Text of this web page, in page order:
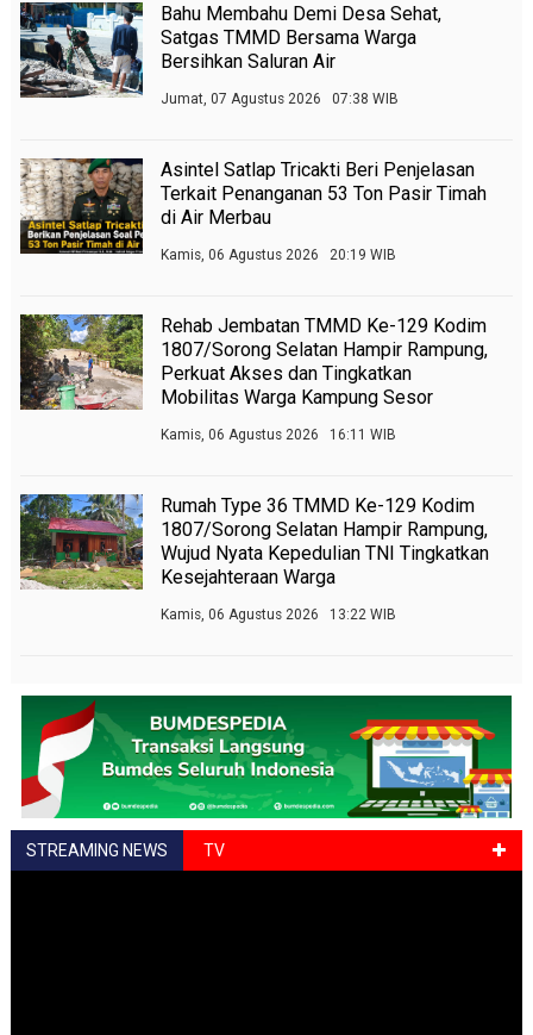
Bahu Membahu Demi Desa Sehat,
Satgas TMMD Bersama Warga
Bersihkan Saluran Air
Jumat, 07 Agustus 2026 07:38 WIB
Asintel Satlap Tricakti Beri Penjelasan
Terkait Penanganan 53 Ton Pasir Timah
di Air Merbau
Kamis, 06 Agustus 2026 20:19 WIB
Rehab Jembatan TMMD Ke-129 Kodim
1807/Sorong Selatan Hampir Rampung,
Perkuat Akses dan Tingkatkan
Mobilitas Warga Kampung Sesor
Kamis, 06 Agustus 2026 16:11 WIB
Rumah Type 36 TMMD Ke-129 Kodim
1807/Sorong Selatan Hampir Rampung,
Wujud Nyata Kepedulian TNI Tingkatkan
Kesejahteraan Warga
Kamis, 06 Agustus 2026 13:22 WIB
STREAMING NEWS TV